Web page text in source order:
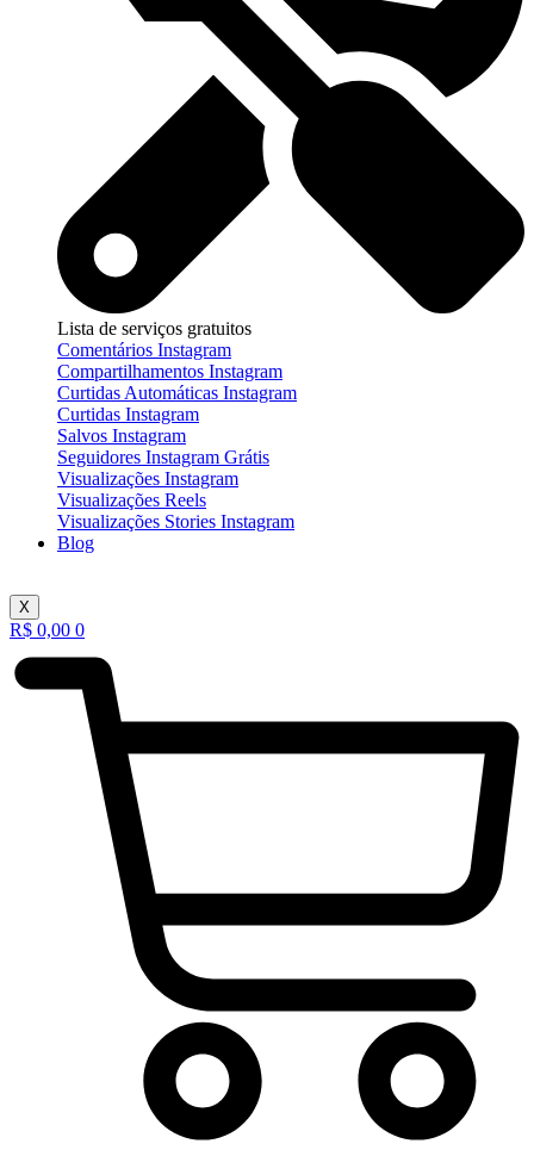
Lista de serviços gratuitos
Comentários Instagram
Compartilhamentos Instagram
Curtidas Automáticas Instagram
Curtidas Instagram
Salvos Instagram
Seguidores Instagram Grátis
Visualizações Instagram
Visualizações Reels
Visualizações Stories Instagram
Blog
X
R$ 0,00 0